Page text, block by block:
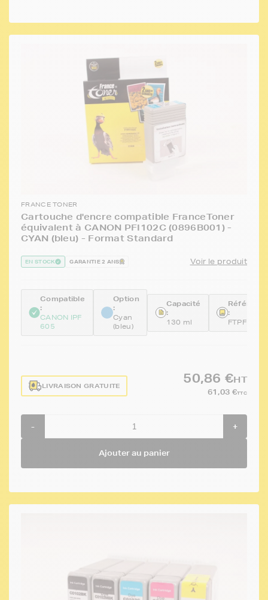
FRANCE TONER
Cartouche d'encre compatible FranceToner
équivalent à CANON PFI102C (0896B001) -
CYAN (bleu) - Format Standard
EN STOCK GARANTIE 2 ANS Voir le produit
Compatible
:
CANON IPF
605
Option
:
Cyan
(bleu)
Capacité
:
130 ml
:
LIVRAISON GRATUITE
50,86 €HT
61,03 €TTC
- +
Ajouter au panier